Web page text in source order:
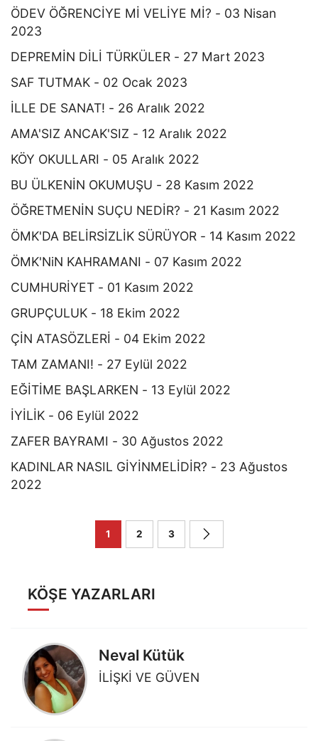
ÖDEV ÖĞRENCİYE Mİ VELİYE Mİ? - 03 Nisan
2023
DEPREMİN DİLİ TÜRKÜLER - 27 Mart 2023
SAF TUTMAK - 02 Ocak 2023
İLLE DE SANAT! - 26 Aralık 2022
AMA'SIZ ANCAK'SIZ - 12 Aralık 2022
KÖY OKULLARI - 05 Aralık 2022
BU ÜLKENİN OKUMUŞU - 28 Kasım 2022
ÖĞRETMENİN SUÇU NEDİR? - 21 Kasım 2022
ÖMK'DA BELİRSİZLİK SÜRÜYOR - 14 Kasım 2022
ÖMK'NiN KAHRAMANI - 07 Kasım 2022
CUMHURİYET - 01 Kasım 2022
GRUPÇULUK - 18 Ekim 2022
ÇİN ATASÖZLERİ - 04 Ekim 2022
TAM ZAMANI! - 27 Eylül 2022
EĞİTİME BAŞLARKEN - 13 Eylül 2022
İYİLİK - 06 Eylül 2022
ZAFER BAYRAMI - 30 Ağustos 2022
KADINLAR NASIL GİYİNMELİDİR? - 23 Ağustos
2022
1 2 3
KÖŞE YAZARLARI
Neval Kütük
İLİŞKİ VE GÜVEN